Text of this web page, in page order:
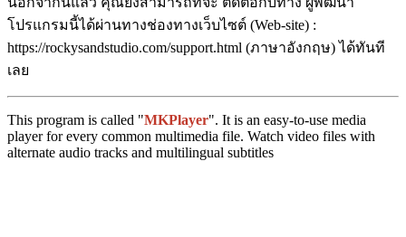
โปรแกรมนี้ได้ผ่านทางช่องทางเว็บไซต์ (Web-site) :
https://rockysandstudio.com/support.html (ภาษาอังกฤษ) ได้ทันที
เลย
This program is called "MKPlayer". It is an easy-to-use media
player for every common multimedia file. Watch video files with
alternate audio tracks and multilingual subtitles